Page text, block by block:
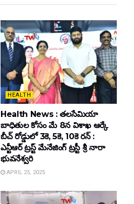
HEALTH
Health News : తలసేమియా
బాధితుల కోసం మే 8న విశాఖ ఆర్కే
బీచ్‌ రోడ్డులో 3కె, 5కె, 10కె రన్‌ :
ఎన్టీఆర్‌ ట్రస్ట్‌ మేనేజింగ్‌ ట్రస్టీ శ్రీ నారా
భువనేశ్వరి
APRIL 25, 2025